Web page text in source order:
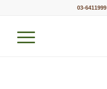
03-6411999